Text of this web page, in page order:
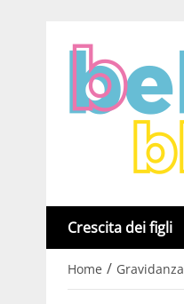
Crescita dei figli
Home / Gravidanza